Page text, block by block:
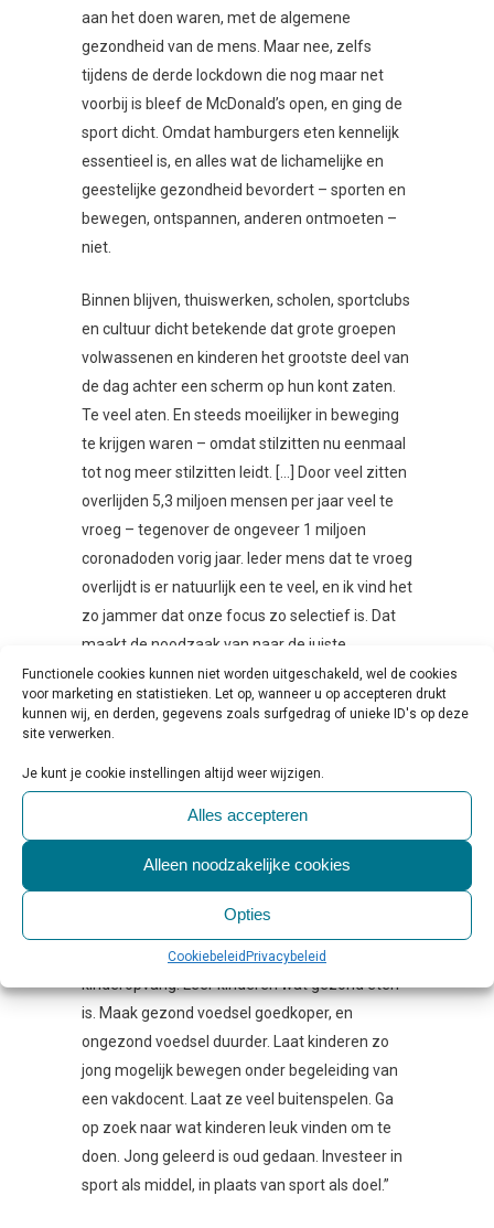
Functionele cookies kunnen niet worden uitgeschakeld, wel de cookies
voor marketing en statistieken. Let op, wanneer u op accepteren drukt
kunnen wij, en derden, gegevens zoals surfgedrag of unieke ID's op deze
site verwerken.
Je kunt je cookie instellingen altijd weer wijzigen.
Alles accepteren
Alleen noodzakelijke cookies
Opties
CookiebeleidPrivacybeleid
aan het doen waren, met de algemene
gezondheid van de mens. Maar nee, zelfs
tijdens de derde lockdown die nog maar net
voorbij is bleef de McDonald’s open, en ging de
sport dicht. Omdat hamburgers eten kennelijk
essentieel is, en alles wat de lichamelijke en
geestelijke gezondheid bevordert – sporten en
bewegen, ontspannen, anderen ontmoeten –
niet.
Binnen blijven, thuiswerken, scholen, sportclubs
en cultuur dicht betekende dat grote groepen
volwassenen en kinderen het grootste deel van
de dag achter een scherm op hun kont zaten.
Te veel aten. En steeds moeilijker in beweging
te krijgen waren – omdat stilzitten nu eenmaal
tot nog meer stilzitten leidt. […] Door veel zitten
overlijden 5,3 miljoen mensen per jaar veel te
vroeg – tegenover de ongeveer 1 miljoen
coronadoden vorig jaar. Ieder mens dat te vroeg
overlijdt is er natuurlijk een te veel, en ik vind het
zo jammer dat onze focus zo selectief is. Dat
maakt de noodzaak van naar de juiste
oplossing kijken niet zichtbaar.”
Beleid aanpassen
een gezonde leefstijl, die daarbij – als het aan
mij ligt – op elke denkbare manier gestimuleerd
zou moeten worden. Overal, en extra in
gebieden en wijken waar mensen automatisch
bewegen, uit armoede en sociale achterstand.
Begin op de basisschool, of zelfs al op de
kinderopvang. Leer kinderen wat gezond eten
is. Maak gezond voedsel goedkoper, en
ongezond voedsel duurder. Laat kinderen zo
jong mogelijk bewegen onder begeleiding van
een vakdocent. Laat ze veel buitenspelen. Ga
op zoek naar wat kinderen leuk vinden om te
doen. Jong geleerd is oud gedaan. Investeer in
sport als middel, in plaats van sport als doel.”